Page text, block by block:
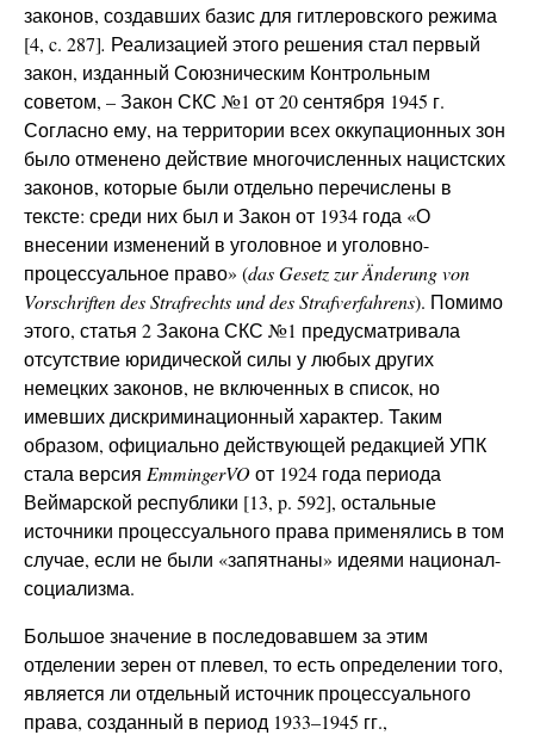
законов, создавших базис для гитлеровского режима
[4, c. 287]. Реализацией этого решения стал первый
закон, изданный Союзническим Контрольным
советом, – Закон СКС №1 от 20 сентября 1945 г.
Согласно ему, на территории всех оккупационных зон
было отменено действие многочисленных нацистских
законов, которые были отдельно перечислены в
тексте: среди них был и Закон от 1934 года «О
внесении изменений в уголовное и уголовно-
процессуальное право» (dasGesetz zur Änderung von
Vorschriften des Strafrechts und des Strafverfahrens). Помимо
этого, статья 2 Закона СКС №1 предусматривала
отсутствие юридической силы у любых других
немецких законов, не включенных в список, но
имевших дискриминационный характер. Таким
образом, официально действующей редакцией УПК
стала версия EmmingerVOот 1924 года периода
Веймарской республики [13, p. 592], остальные
источники процессуального права применялись в том
случае, если не были «запятнаны» идеями национал-
социализма.
Большое значение в последовавшем за этим
отделении зерен от плевел, то есть определении того,
является ли отдельный источник процессуального
права, созданный в период 1933–1945 гг.,